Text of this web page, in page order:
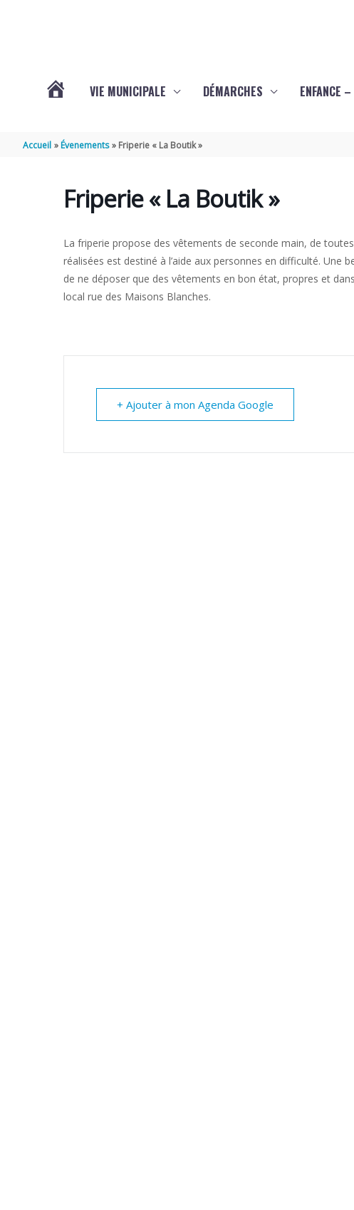
THÉNAC
VIE MUNICIPALE DÉMARCHES ENFANCE
Accueil Évenements Friperie « La Boutik »
Friperie « La Boutik »
La friperie propose des vêtements de seconde main, de
réalisées est destiné à l’aide aux personnes en difficulté. Une
de ne déposer que des vêtements en bon état, propres et
local rue des Maisons Blanches.
+ Ajouter à mon Agenda Google